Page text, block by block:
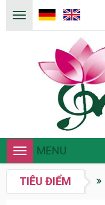
Toggle
navigation
MENU
TIÊU ĐIỂM